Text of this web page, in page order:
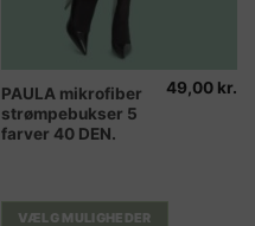
PAULA mikrofiber
strømpebukser 5
farver 40 DEN.
49,00 kr.
VÆLG MULIGHEDER
Dette
vare
har
Mulighederne